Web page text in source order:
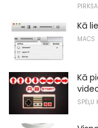
Kā
MACS
Kā
SPĒĻU